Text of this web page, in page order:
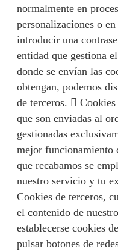
normalmente en
personalizaciones o
introducir una
entidad que gestiona
donde se envían las
obtengan, podemos
de terceros. 
que son enviadas al
gestionadas
mejor
que recabamos se
nuestro servicio y tu
Cookies de terceros,
el contenido de
establecerse cookies
pulsar botones de